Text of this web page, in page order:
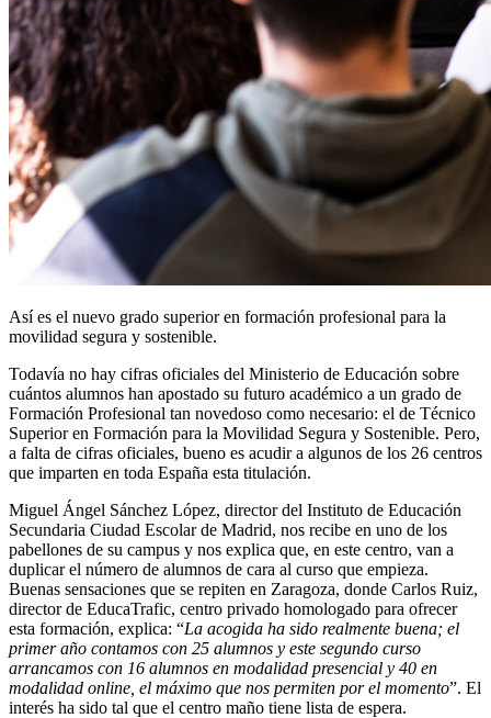
Así es el nuevo grado superior en formación profesional para la
movilidad segura y sostenible.
Todavía no hay cifras oficiales del Ministerio de Educación sobre
cuántos alumnos han apostado su futuro académico a un grado de
Formación Profesional tan novedoso como necesario: el de Técnico
Superior en Formación para la Movilidad Segura y Sostenible. Pero,
a falta de cifras oficiales, bueno es acudir a algunos de los 26 centros
que imparten en toda España esta titulación.
Miguel Ángel Sánchez López, director del Instituto de Educación
Secundaria Ciudad Escolar de Madrid, nos recibe en uno de los
pabellones de su campus y nos explica que, en este centro, van a
duplicar el número de alumnos de cara al curso que empieza.
Buenas sensaciones que se repiten en Zaragoza, donde Carlos Ruiz,
director de EducaTrafic, centro privado homologado para ofrecer
esta formación, explica: “La acogida ha sido realmente buena; el
primer año contamos con 25 alumnos y este segundo curso
arrancamos con 16 alumnos en modalidad presencial y 40 en
modalidad online, el máximo que nos permiten por el momento”. El
interés ha sido tal que el centro maño tiene lista de espera.